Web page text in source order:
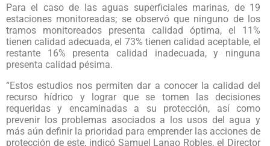
Para el caso de las aguas superficiales marinas, de 19
estaciones monitoreadas; se observó que ninguno de los
tramos monitoreados presenta calidad óptima, el 11%
tienen calidad adecuada, el 73% tienen calidad aceptable, el
restante 16% presenta calidad inadecuada, y ninguna
presenta calidad pésima.
“Estos estudios nos permiten dar a conocer la calidad del
recurso hídrico y lograr que se tomen las decisiones
requeridas y encaminadas a su protección, así como
prevenir los problemas asociados a los usos del agua y
más aún definir la prioridad para emprender las acciones de
protección de este, indicó Samuel Lanao Robles, el Director